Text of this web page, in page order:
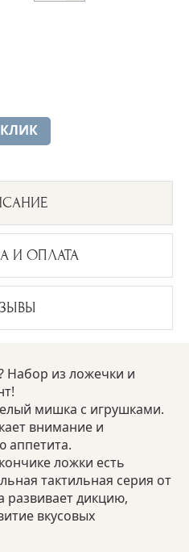
И ОПЛАТА
из ложечки и
мишка с игрушками.
внимание и
аппетита.
ложки есть
тактильная серия от
развивает дикцию,
вкусовых